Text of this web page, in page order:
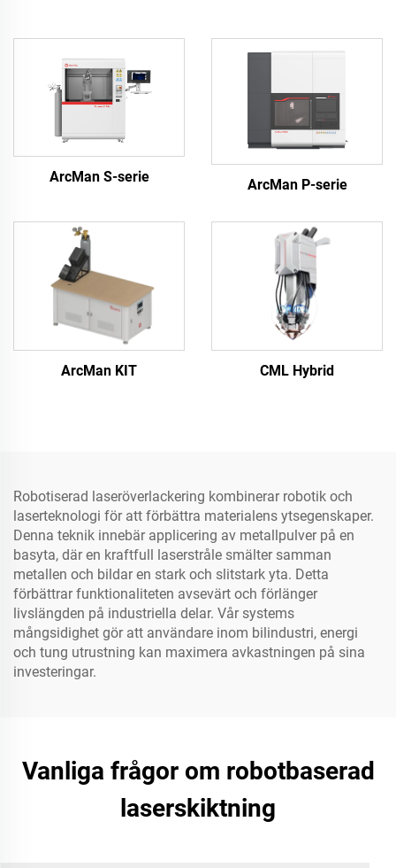
ArcMan S-serie ArcMan P-serie
ArcMan KIT CML Hybrid
Robotiserad laseröverlackering kombinerar robotik och
laserteknologi för att förbättra materialens ytsegenskaper.
Denna teknik innebär applicering av metallpulver på en
basyta, där en kraftfull laserstråle smälter samman
metallen och bildar en stark och slitstark yta. Detta
förbättrar funktionaliteten avsevärt och förlänger
livslängden på industriella delar. Vår systems
mångsidighet gör att användare inom bilindustri, energi
och tung utrustning kan maximera avkastningen på sina
investeringar.
Vanliga frågor om robotbaserad
laserskiktning